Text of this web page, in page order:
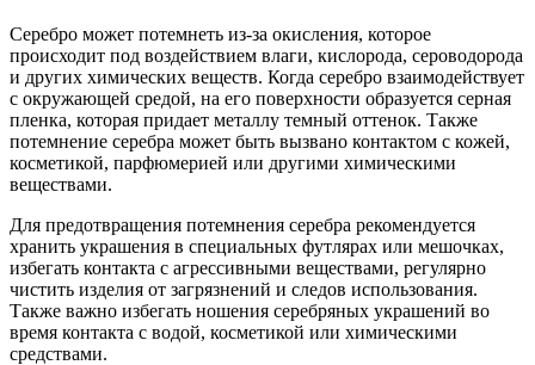
Серебро может потемнеть из-за окисления, которое
происходит под воздействием влаги, кислорода, сероводорода
и других химических веществ. Когда серебро взаимодействует
с окружающей средой, на его поверхности образуется серная
пленка, которая придает металлу темный оттенок. Также
потемнение серебра может быть вызвано контактом с кожей,
косметикой, парфюмерией или другими химическими
веществами.
Для предотвращения потемнения серебра рекомендуется
хранить украшения в специальных футлярах или мешочках,
избегать контакта с агрессивными веществами, регулярно
чистить изделия от загрязнений и следов использования.
Также важно избегать ношения серебряных украшений во
время контакта с водой, косметикой или химическими
средствами.